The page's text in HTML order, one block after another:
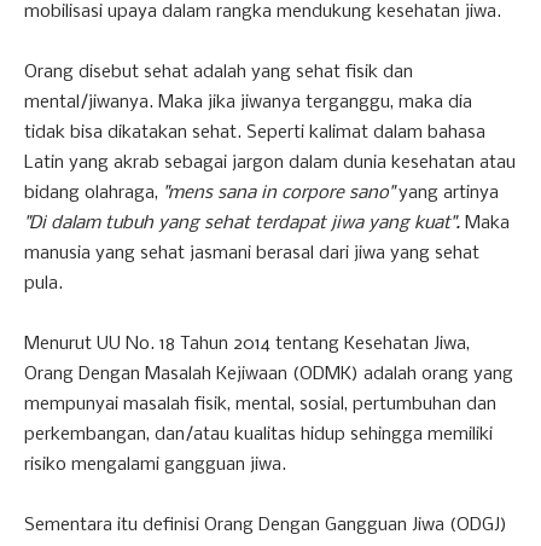
mobilisasi upaya dalam rangka mendukung kesehatan jiwa.
Orang disebut sehat adalah yang sehat fisik dan
mental/jiwanya. Maka jika jiwanya terganggu, maka dia
tidak bisa dikatakan sehat. Seperti kalimat dalam bahasa
Latin yang akrab sebagai jargon dalam dunia kesehatan atau
bidang olahraga, "mens sana in corpore sano"yang artinya
"Di dalam tubuh yang sehat terdapat jiwa yang kuat". Maka
manusia yang sehat jasmani berasal dari jiwa yang sehat
pula.
Menurut UU No. 18 Tahun 2014 tentang Kesehatan Jiwa,
Orang Dengan Masalah Kejiwaan (ODMK) adalah orang yang
mempunyai masalah fisik, mental, sosial, pertumbuhan dan
perkembangan, dan/atau kualitas hidup sehingga memiliki
risiko mengalami gangguan jiwa.
Sementara itu definisi Orang Dengan Gangguan Jiwa (ODGJ)